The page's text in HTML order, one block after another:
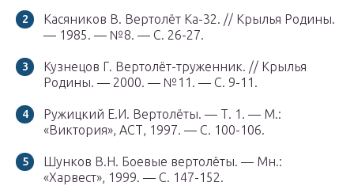
Касяников В. Вертолёт Ка-32. // Крылья Родины.
— 1985. — №8. — С. 26-27.
Кузнецов Г. Вертолёт-труженник. // Крылья
Родины. — 2000. — №11. — С. 9-11.
Ружицкий Е.И. Вертолёты. — Т. 1. — М.:
«Виктория», АСТ, 1997. — С. 100-106.
Шунков В.Н. Боевые вертолёты. — Мн.:
«Харвест», 1999. — С. 147-152.